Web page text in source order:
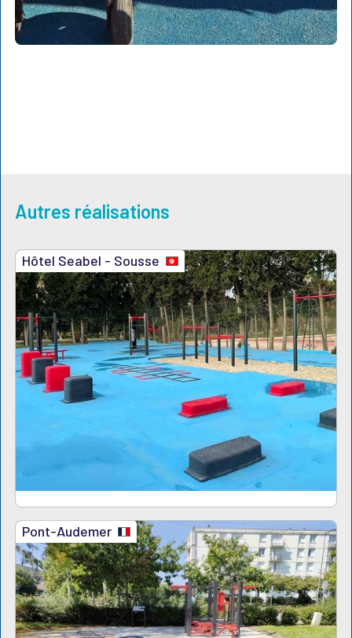
Autres réalisations
Hôtel Seabel - Sousse
Pont-Audemer